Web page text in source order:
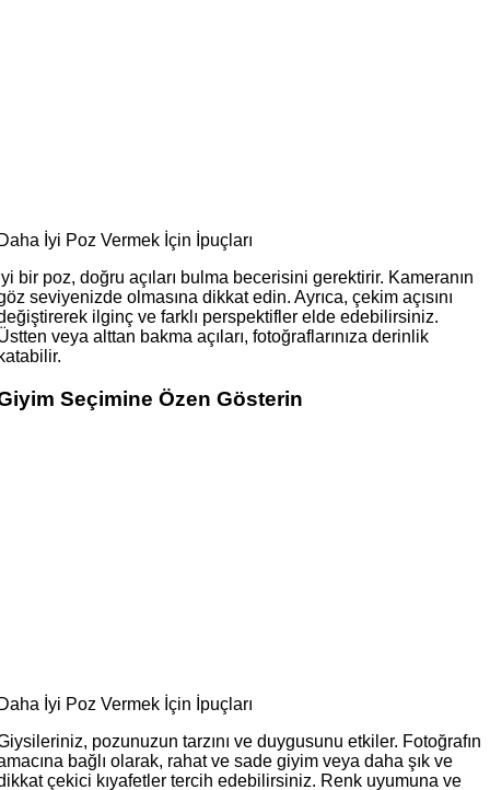
İyi Poz Vermek İçin İpuçları
bir poz, doğru açıları bulma becerisini gerektirir. Kameranın
seviyenizde olmasına dikkat edin. Ayrıca, çekim açısını
ilginç ve farklı perspektifler elde edebilirsiniz.
veya alttan bakma açıları, fotoğraflarınıza derinlik
Seçimine Özen Gösterin
İyi Poz Vermek İçin İpuçları
pozunuzun tarzını ve duygusunu etkiler. Fotoğrafın
bağlı olarak, rahat ve sade giyim veya daha şık ve
çekici kıyafetler tercih edebilirsiniz. Renk uyumuna ve